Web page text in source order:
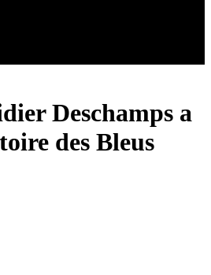
Deschamps a
des Bleus